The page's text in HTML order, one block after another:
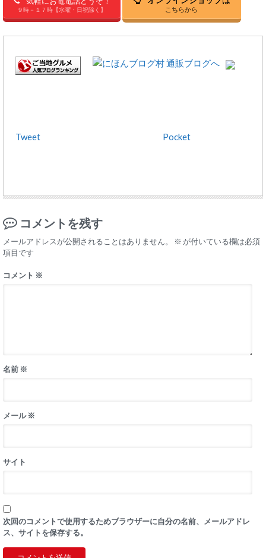
９時－１７時【水曜・日祝除く】 こちらから
Tweet Pocket
コメントを残す
メールアドレスが公開されることはありません。 ※ が付いている欄は必須
項目です
コメント ※
名前 ※
メール※
サイト
次回のコメントで使用するためブラウザーに自分の名前、メールアドレ
ス、サイトを保存する。